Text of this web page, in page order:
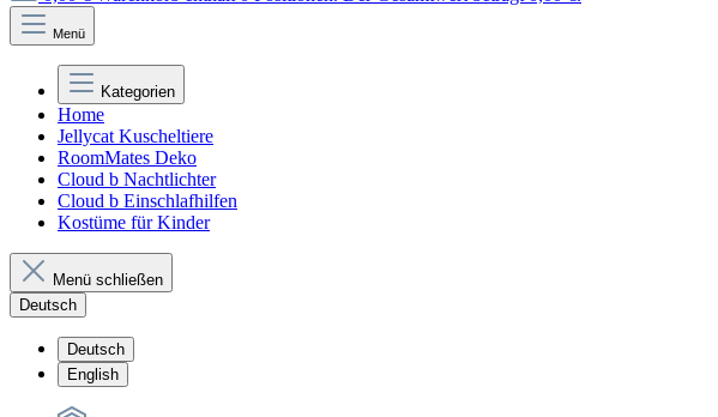
Menü
Kategorien
Home
Jellycat Kuscheltiere
RoomMates Deko
Cloud b Nachtlichter
Cloud b Einschlafhilfen
Kostüme für Kinder
Menü schließen
Deutsch
Deutsch
English